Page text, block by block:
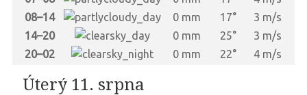
08–14
0 mm 17°
3 m/s
14–20
0 mm 25°
3 m/s
20–02
0 mm 22° 4 m/s
Úterý 11. srpna